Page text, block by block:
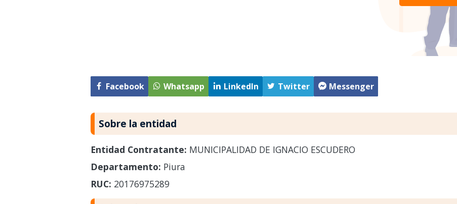
Facebook Whatsapp LinkedIn Twitter Messenger
Sobre la entidad
Entidad Contratante: MUNICIPALIDAD DE IGNACIO ESCUDERO
Departamento: Piura
RUC: 20176975289